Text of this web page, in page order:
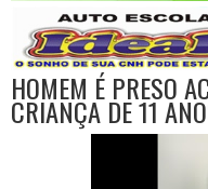
HOMEM É PRESO
CRIANÇA DE 11